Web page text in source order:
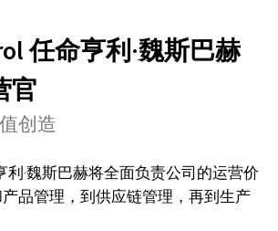
任命亨利·魏斯巴赫
官
创造
·魏斯巴赫将全面负责公司的运营价
品管理，到供应链管理，再到生产